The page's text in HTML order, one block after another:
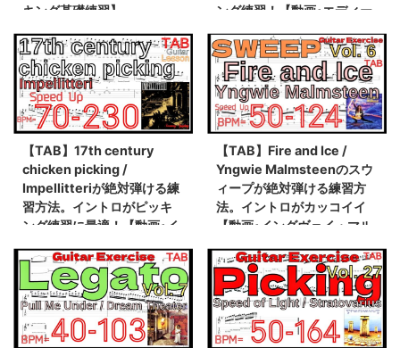
キング基礎練習】
ング練習！【動画･エディー
【TAB】17th century
chicken picking /
Impellitteriが絶対弾ける練
習方法。イントロがピッキ
ング練習に最適！【動画･イ
練習】
【TAB】Fire and Ice /
Yngwie Malmsteenのスウ
ィープが絶対弾ける練習方
法。イントロがカッコイイ
【動画･イングヴェイ・マル
礎練習】